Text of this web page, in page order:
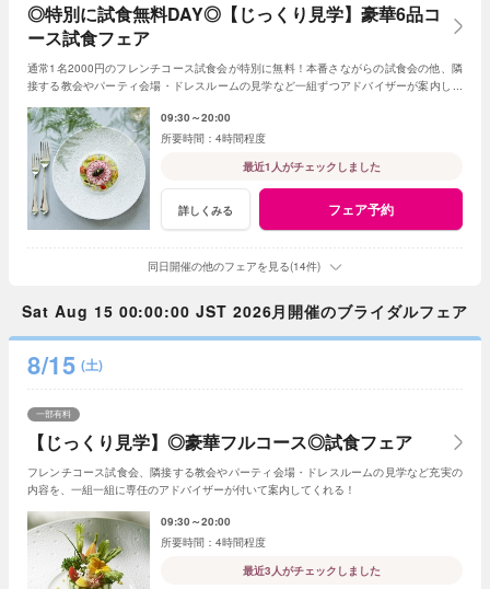
◎特別に試食無料DAY◎【じっくり見学】豪華6品コ
ース試食フェア
通常1名2000円のフレンチコース試食会が特別に無料！本番さながらの試食会の他、隣
接する教会やパーティ会場・ドレスルームの見学など一組ずつアドバイザーが案内して
09:30～20:00
4時間程度
最近1人がチェックしました
詳しくみる フェア予約
同日開催の他のフェアを見る(14件)
Sat Aug 15 00:00:00 JST 2026月開催のブライダルフェア
8/15 (土)
【じっくり見学】◎豪華フルコース◎試食フェア
一部有料
フレンチコース試食会、隣接する教会やパーティ会場・ドレスルームの見学など充実の
内容を、一組一組に専任のアドバイザーが付いて案内してくれる！
09:30～20:00
4時間程度
最近3人がチェックしました